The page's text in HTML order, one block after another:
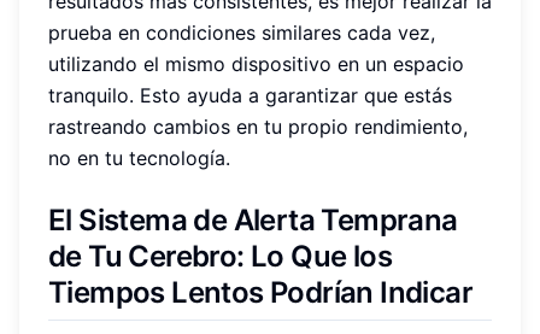
prueba en condiciones similares cada vez,
utilizando el mismo dispositivo en un espacio
tranquilo. Esto ayuda a garantizar que estás
rastreando cambios en tu propio rendimiento,
no en tu tecnología.
El Sistema de Alerta Temprana
de Tu Cerebro: Lo Que los
Tiempos Lentos Podrían Indicar